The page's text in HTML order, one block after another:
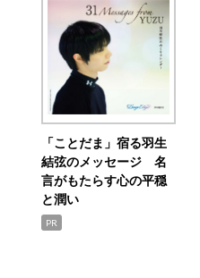
「ことだま」宿る羽生
結弦のメッセージ 名
言がもたらす心の平穏
と潤い
PR